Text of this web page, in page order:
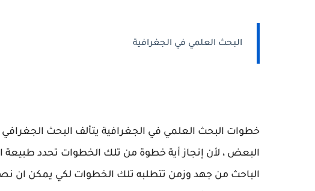
البحث العلمي في الجغرافية
خطوات البحث العلمي في الجغرافية يتألف البحث
البعض ، لأن إنجاز أية خطوة من تلك الخطوات تحدد طبيعة
الباحث من جهد وزمن تتطلبه تلك الخطوات لكي يمكن ان